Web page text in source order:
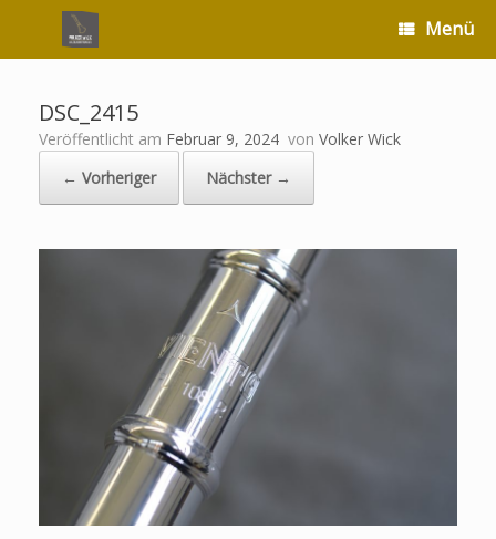
Menü
DSC_2415
Veröffentlicht am Februar 9, 2024 von Volker Wick
← Vorheriger
Nächster →